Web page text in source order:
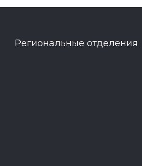
Региональные отделения